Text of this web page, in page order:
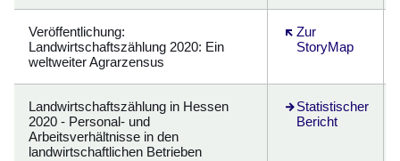
Veröffentlichung:
Landwirtschaftszählung 2020: Ein
weltweiter Agrarzensus
Zur
StoryMap
Öffnet sich in
Landwirtschaftszählung in Hessen
2020 - Personal- und
Arbeitsverhältnisse in den
landwirtschaftlichen Betrieben
Statistischer
Bericht
Öffnet sich in